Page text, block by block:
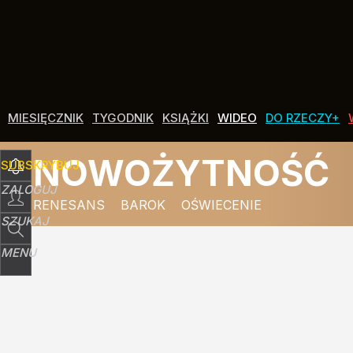
MIESIĘCZNIK TYGODNIK KSIĄŻKI WIDEO DO RZECZY+
SUBSKRYBUJ
ZALOGUJ
SZUKAJ
MENU
NOWOŻYTNOŚĆ
RENESANS BAROK OŚWIECENIE